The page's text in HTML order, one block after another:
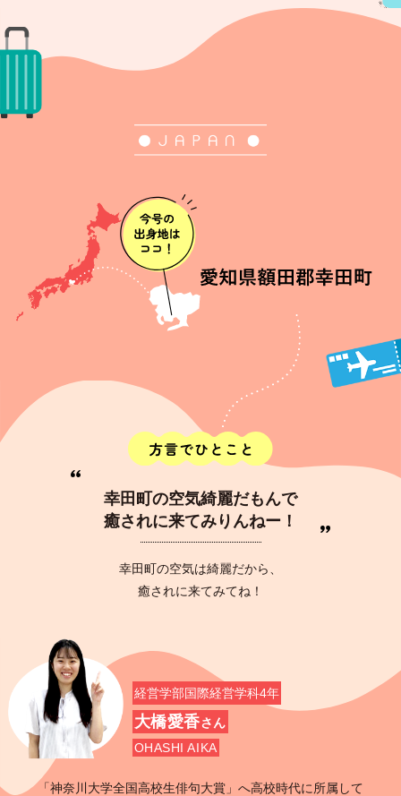
幸田町の空気綺麗だもんで
癒されに来てみりんねー！
幸田町の空気は綺麗だから、
癒されに来てみてね！
経営学部国際経営学科4年
大橋愛香さん
OHASHI AIKA
「神奈川大学全国高校生俳句大賞」へ高校時代に所属して